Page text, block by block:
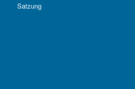
Satzung